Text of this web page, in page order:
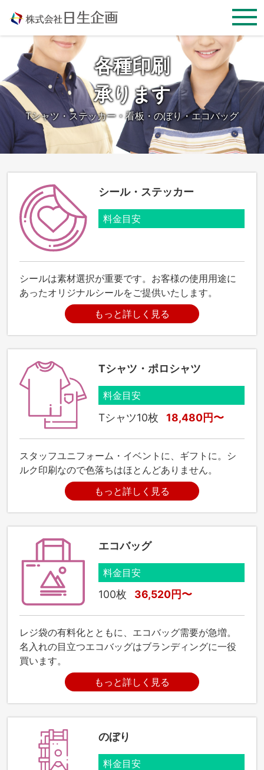
content
各種印刷
承ります
Tシャツ・ステッカー・看板・のぼり・エコバッグ
シール・ステッカー
料金目安
シールは素材選択が重要です。お客様の使用用途に
あったオリジナルシールをご提供いたします。
もっと詳しく見る
Tシャツ・ポロシャツ
料金目安
Tシャツ10枚 18,480円〜
スタッフユニフォーム・イベントに、ギフトに。シ
ルク印刷なので色落ちはほとんどありません。
もっと詳しく見る
エコバッグ
料金目安
100枚 36,520円〜
レジ袋の有料化とともに、エコバッグ需要が急増。
名入れの目立つエコバッグはブランディングに一役
買います。
もっと詳しく見る
のぼり
料金目安